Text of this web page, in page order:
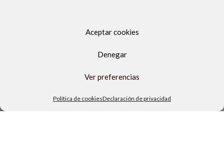
Aceptar cookies
Denegar
Ver preferencias
Política de cookiesDeclaración de privacidad